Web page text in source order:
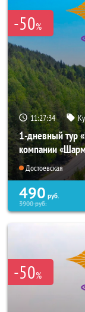
-50%
11:27:33
1-дневный тур
компании
Достоевская
490 руб.
3900руб.
-50%